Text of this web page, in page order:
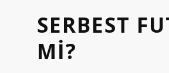
SERBEST
MI?